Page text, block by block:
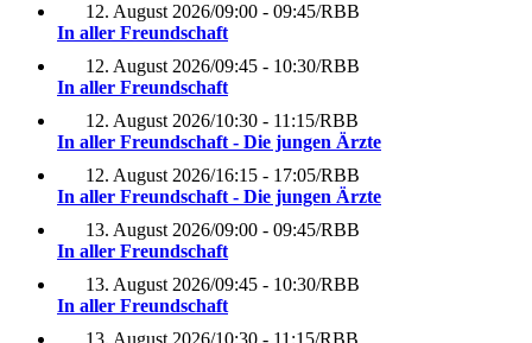
12. August 2026/09:00 - 09:45/RBB
In aller Freundschaft
12. August 2026/09:45 - 10:30/RBB
In aller Freundschaft
12. August 2026/10:30 - 11:15/RBB
In aller Freundschaft - Die jungen Ärzte
12. August 2026/16:15 - 17:05/RBB
In aller Freundschaft - Die jungen Ärzte
13. August 2026/09:00 - 09:45/RBB
In aller Freundschaft
13. August 2026/09:45 - 10:30/RBB
In aller Freundschaft